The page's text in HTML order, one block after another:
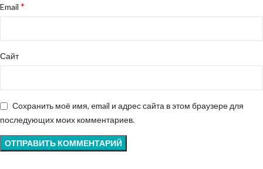
Email *
Сайт
Сохранить моё имя, email и адрес сайта в этом браузере для
последующих моих комментариев.